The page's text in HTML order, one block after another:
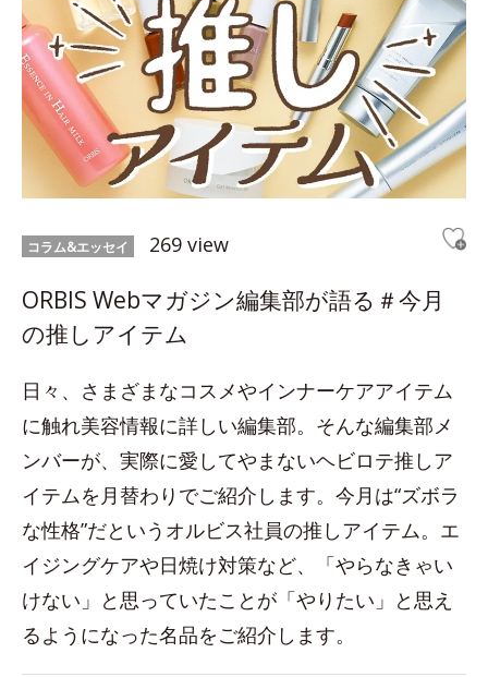
コラム&エッセイ 269 view
ORBIS Webマガジン編集部が語る＃今月
の推しアイテム
日々、さまざまなコスメやインナーケアアイテム
に触れ美容情報に詳しい編集部。そんな編集部メ
ンバーが、実際に愛してやまないヘビロテ推しア
イテムを月替わりでご紹介します。今月は“ズボラ
な性格”だというオルビス社員の推しアイテム。エ
イジングケアや日焼け対策など、「やらなきゃい
けない」と思っていたことが「やりたい」と思え
るようになった名品をご紹介します。